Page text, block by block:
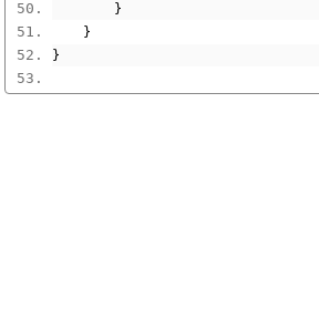
}
}
}